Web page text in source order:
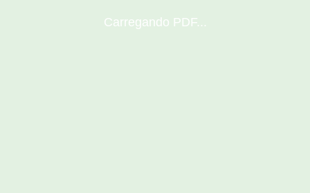
Carregando PDF...